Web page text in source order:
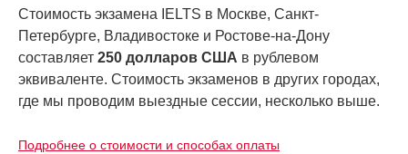
Стоимость экзамена IELTS в Москве, Санкт-
Петербурге, Владивостоке и Ростове-на-Дону
составляет 250 долларов США в рублевом
эквиваленте. Стоимость экзаменов в других городах,
где мы проводим выездные сессии, несколько выше.
Подробнее о стоимости и способах оплаты